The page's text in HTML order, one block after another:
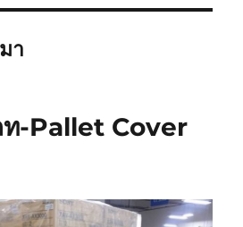
า
ท-Pallet Cover